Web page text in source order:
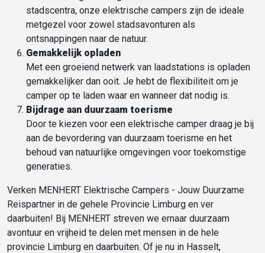
stadscentra, onze elektrische campers zijn de ideale
metgezel voor zowel stadsavonturen als
ontsnappingen naar de natuur.
Gemakkelijk opladen
Met een groeiend netwerk van laadstations is opladen
gemakkelijker dan ooit. Je hebt de flexibiliteit om je
camper op te laden waar en wanneer dat nodig is.
Bijdrage aan duurzaam toerisme
Door te kiezen voor een elektrische camper draag je bij
aan de bevordering van duurzaam toerisme en het
behoud van natuurlijke omgevingen voor toekomstige
generaties.
Verken MENHERT Elektrische Campers - Jouw Duurzame
Reispartner in de gehele Provincie Limburg en ver
daarbuiten! Bij MENHERT streven we ernaar duurzaam
avontuur en vrijheid te delen met mensen in de hele
provincie Limburg en daarbuiten. Of je nu in Hasselt,